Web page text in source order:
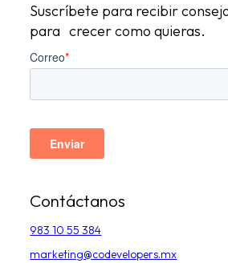
Suscríbete para recibir
para crecer como quieras.
Contáctanos
983 10 55 384
marketing@codevelopers.mx